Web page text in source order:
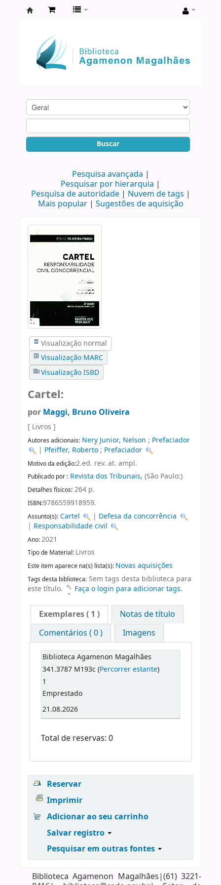
Agamenon
Magalhães
Buscar
Pesquisa avançada
Pesquisar por hierarquia
Pesquisa de autoridade
Nuvem de tags
Mais popular
Sugestões de aquisição
Visualização normal
Visualização MARC
Visualização ISBD
Cartel:
por Maggi, Bruno Oliveira
[ Livros ]
Autores adicionais: Nery Junior, Nelson ; Prefaciador
| Pfeiffer, Roberto; Prefaciador
Motivo da edição:2.ed. rev. at. ampl.
Publicado por : Revista dos Tribunais, (São Paulo:)
Detalhes físicos: 264 p.
ISBN:9786559918959.
Assunto(s): Cartel | Defesa da concorrência
| Responsabilidade civil
Ano:2021
Tipo de Material: Livros
Este item aparece na(s) lista(s): Novas aquisições
Tags desta biblioteca: Sem tags desta biblioteca para
este título.
Faça o login para adicionar tags.
Exemplares( 1 )
Notas de título
Comentários ( 0 )
Imagens
Biblioteca Agamenon Magalhães
341.3787 M193c (Percorrer estante)
1
Emprestado
21.08.2026
Total de reservas: 0
Reservar
Imprimir
Adicionar ao seu carrinho
Salvar registro
Pesquisar em outras fontes
Biblioteca Agamenon Magalhães|(61) 3221-